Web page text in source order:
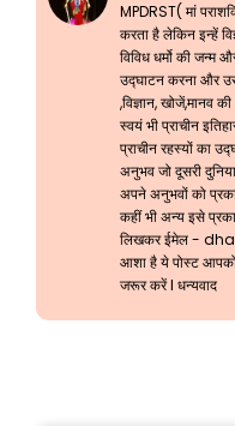
MPDRST( मां
करता है लेकिन इन्हें
विविध धर्मो की जन्म
उद्घाटन करना और
,विज्ञान, खोजें,मानव
स्वयं भी प्राचीन
प्राचीन रहस्यों का
अनुभव जो दूसरी
अपने अनुभवों को
कहीं भी अन्य इसे
लिखकर ईमेल -
आशा है ये पोस्ट
जरूर करें l धन्यवाद